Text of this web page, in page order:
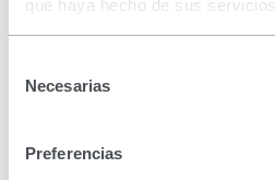
que haya hecho de sus servicios.
Necesarias
Preferencias